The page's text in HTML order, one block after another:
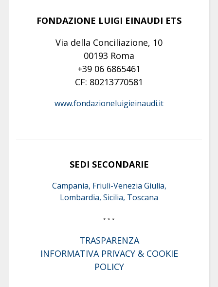
FONDAZIONE LUIGI EINAUDI ETS
Via della Conciliazione, 10
00193 Roma
+39 06 6865461
CF: 80213770581
www.fondazioneluigieinaudi.it
SEDI SECONDARIE
Campania, Friuli-Venezia Giulia,
Lombardia, Sicilia, Toscana
* * *
TRASPARENZA
INFORMATIVA PRIVACY & COOKIE
POLICY